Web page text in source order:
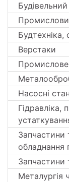
Будтехніка,
Верстаки
Насосні
Гідравліка,
Запчастини
обладнання
Запчастини
Металургія